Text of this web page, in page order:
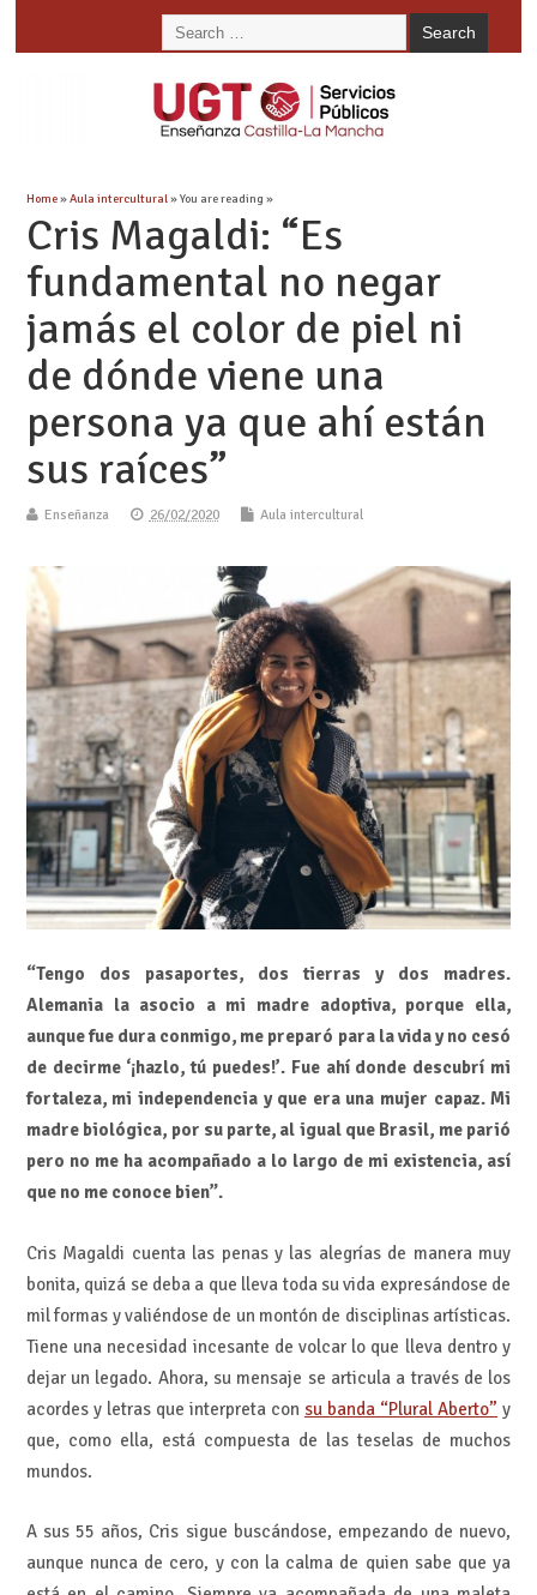
Home»Aula intercultural» You are reading »
Cris Magaldi: “Es
fundamental no negar
jamás el color de piel ni
de dónde viene una
persona ya que ahí están
sus raíces”
Enseñanza 26/02/2020 Aula intercultural
“Tengo dos pasaportes, dos tierras y dos madres.
Alemania la asocio a mi madre adoptiva, porque ella,
aunque fue dura conmigo, me preparó para la vida y no cesó
de decirme ‘¡hazlo, tú puedes!’. Fue ahí donde descubrí mi
fortaleza, mi independencia y que era una mujer capaz. Mi
madre biológica, por su parte, al igual que Brasil, me parió
pero no me ha acompañado a lo largo de mi existencia, así
que no me conoce bien”.
Cris Magaldi cuenta las penas y las alegrías de manera muy
bonita, quizá se deba a que lleva toda su vida expresándose de
mil formas y valiéndose de un montón de disciplinas artísticas.
Tiene una necesidad incesante de volcar lo que lleva dentro y
dejar un legado. Ahora, su mensaje se articula a través de los
acordes y letras que interpreta con su banda “Plural Aberto” y
que, como ella, está compuesta de las teselas de muchos
mundos.
A sus 55 años, Cris sigue buscándose, empezando de nuevo,
aunque nunca de cero, y con la calma de quien sabe que ya